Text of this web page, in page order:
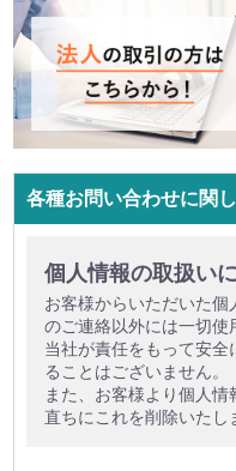
各種お問い合わせに関
個人情報の取扱い
お客様からいただいた
のご連絡以外には一切使
当社が責任をもって安
ることはございません。
また、お客様より個人情
直ちにこれを削除いたし